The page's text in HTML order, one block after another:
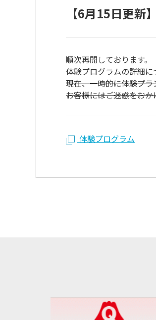
【6月15日更新
順次再開しております。
体験プログラムの詳細に
現在、一時的に体験プ
お客様にはご迷惑をお
体験プログラム